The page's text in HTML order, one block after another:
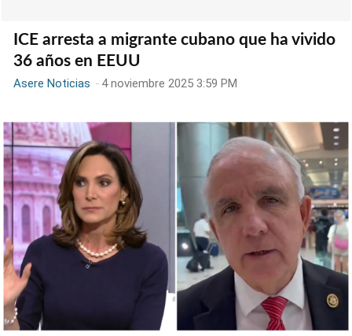
ICE arresta a migrante cubano que ha vivido
36 años en EEUU
Asere Noticias - 4 noviembre 2025 3:59 PM